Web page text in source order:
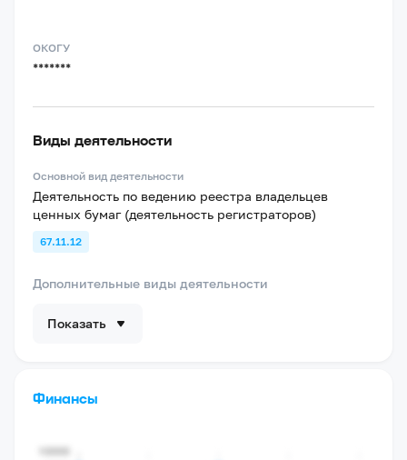
ОКОГУ
*******
Виды деятельности
Основной вид деятельности
Деятельность по ведению реестра владельцев
ценных бумаг (деятельность регистраторов)
67.11.12
Дополнительные виды деятельности
Показать
Финансы